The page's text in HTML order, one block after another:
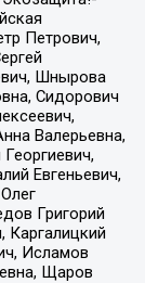
Петрович,
Шнырова
Сидорович
Валерьевна,
Евгеньевич,
Григорий
Каргалицкий
Исламов
Щаров